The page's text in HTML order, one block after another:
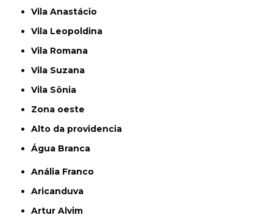
Vila Anastácio
Vila Leopoldina
Vila Romana
Vila Suzana
Vila Sônia
Zona oeste
alto da providencia
Água Branca
Anália Franco
Aricanduva
Artur Alvim